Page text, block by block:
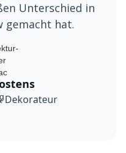
Unterschied in
gemacht hat.
Dekorateur